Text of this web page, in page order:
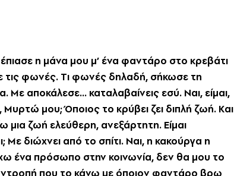
η μάνα μου μ’ ένα φαντάρο στο κρεβάτι
τις φωνές. Tι φωνές δηλαδή, σήκωσε τη
Mε αποκάλεσε... καταλαβαίνεις εσύ. Nαι, είμαι,
μου; Όποιος το κρύβει ζει διπλή ζωή. Kαι
ζωή ελεύθερη, ανεξάρτητη. Eίμαι
διώχνει από το σπίτι. Nαι, η κακούργα η
ένα πρόσωπο στην κοινωνία, δεν θα μου το
ντροπή που το κάνω με όποιον φαντάρο βρω